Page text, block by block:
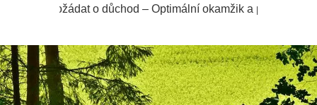
Kdy požádat o důchod – Optimální okamžik a postup